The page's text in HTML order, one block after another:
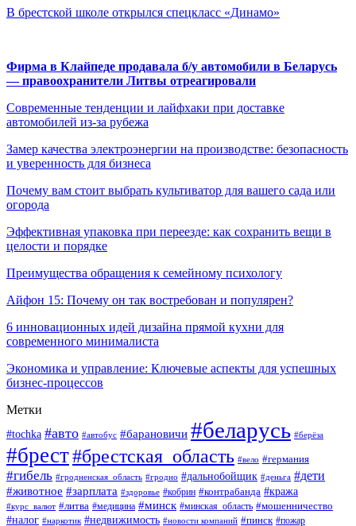
В брестской школе открылся спецкласс «Динамо»
Фирма в Клайпеде продавала б/у автомобили в Беларусь
— правоохранители Литвы отреагировали
Современные тенденции и лайфхаки при доставке
автомобилей из-за рубежа
Замер качества электроэнергии на производстве: безопасность
и уверенность для бизнеса
Почему вам стоит выбрать культиватор для вашего сада или
огорода
Эффективная упаковка при переезде: как сохранить вещи в
целости и порядке
Преимущества обращения к семейному психологу
Айфон 15: Почему он так востребован и популярен?
6 инновационных идей дизайна прямой кухни для
современного минималиста
Экономика и управление: Ключевые аспекты для успешных
бизнес-процессов
Метки
#tochka #авто #автобус #барановичи #беларусь #берёза
#брест#брестская_область #вело #германия
#гибель #гродненская_область #гродно #дальнобойщик #деньга #дети
#животное #зарплата #здоровье #кобрин #контрабанда #кража
#курс_валют #литва #медицина #минск #минская_область #мошенничество
#налог #наркотик #недвижимость #новости компаний #пинск #пожар